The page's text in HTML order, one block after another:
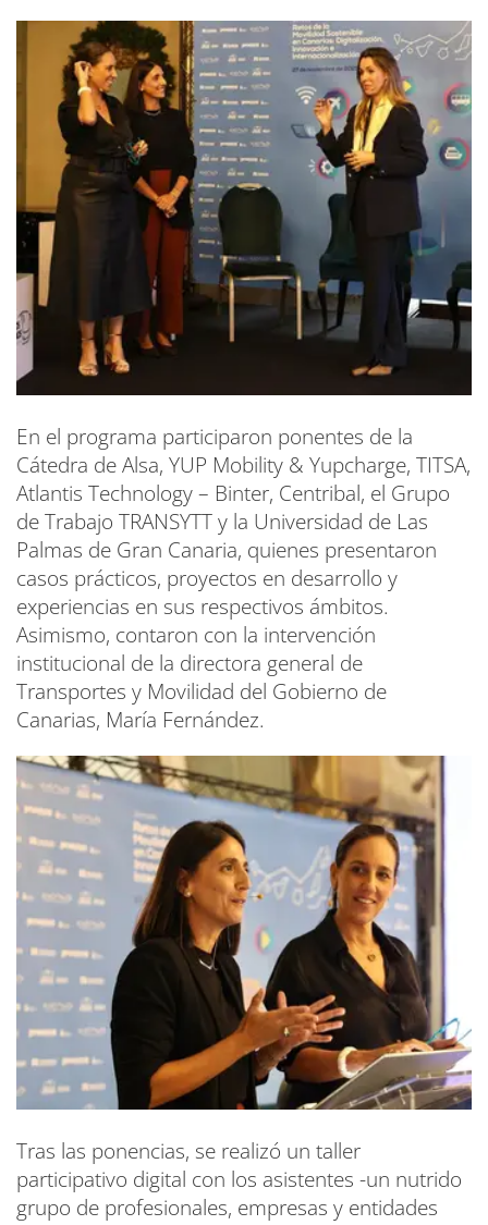
En el programa participaron ponentes de la
Cátedra de Alsa, YUP Mobility & Yupcharge, TITSA,
Atlantis Technology – Binter, Centribal, el Grupo
de Trabajo TRANSYTT y la Universidad de Las
Palmas de Gran Canaria, quienes presentaron
casos prácticos, proyectos en desarrollo y
experiencias en sus respectivos ámbitos.
Asimismo, contaron con la intervención
institucional de la directora general de
Transportes y Movilidad del Gobierno de
Canarias, María Fernández.
Tras las ponencias, se realizó un taller
participativo digital con los asistentes -un nutrido
grupo de profesionales, empresas y entidades